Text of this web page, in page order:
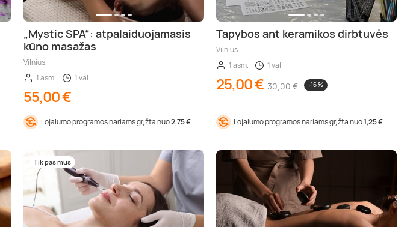
„Mystic SPA“: atpalaiduojamasis
kūno masažas
Vilnius
1 asm.
1 val.
55,00 €
Lojalumo programos nariams grįžta nuo2,75 €
Tapybos ant keramikos dirbtuvės
Vilnius
1 asm.
1 val.
25,00 € 30,00 € -16 %
Lojalumo programos nariams grįžta nuo1,25 €
Tik pas mus